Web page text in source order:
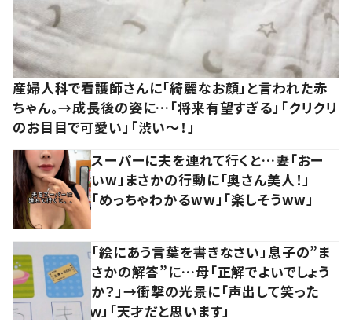
産婦人科で看護師さんに「綺麗なお顔」と言われた赤
ちゃん。→成長後の姿に…「将来有望すぎる」「クリクリ
のお目目で可愛い」「渋い～！」
スーパーに夫を連れて行くと…妻「おー
いw」まさかの行動に「奥さん美人！」
「めっちゃわかるww」「楽しそうww」
「絵にあう言葉を書きなさい」息子の”ま
さかの解答”に…母「正解でよいでしょう
か？」→衝撃の光景に「声出して笑った
ｗ」「天才だと思います」